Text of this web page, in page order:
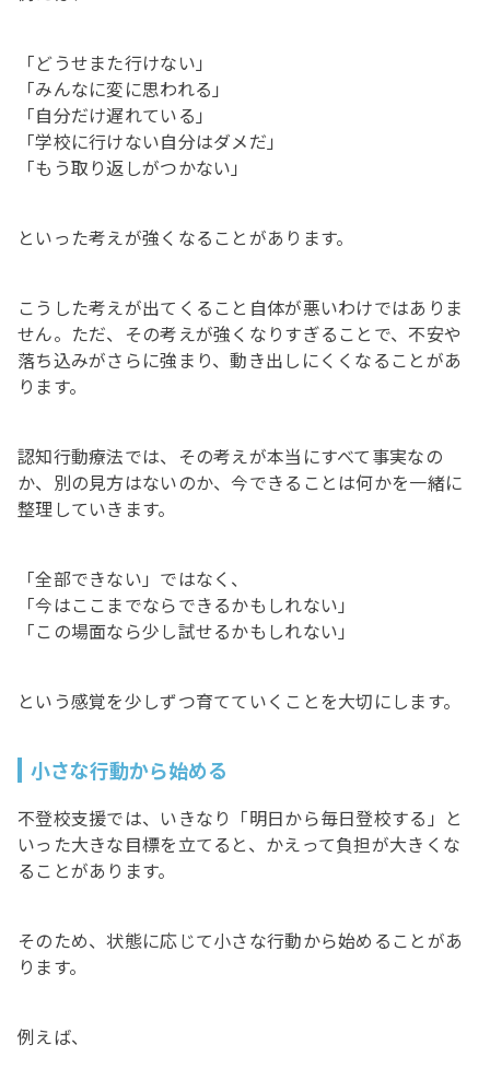
「どうせまた行けない」
「みんなに変に思われる」
「自分だけ遅れている」
「学校に行けない自分はダメだ」
「もう取り返しがつかない」
といった考えが強くなることがあります。
こうした考えが出てくること自体が悪いわけではありま
せん。ただ、その考えが強くなりすぎることで、不安や
落ち込みがさらに強まり、動き出しにくくなることがあ
ります。
認知行動療法では、その考えが本当にすべて事実なの
か、別の見方はないのか、今できることは何かを一緒に
整理していきます。
「全部できない」ではなく、
「今はここまでならできるかもしれない」
「この場面なら少し試せるかもしれない」
という感覚を少しずつ育てていくことを大切にします。
小さな行動から始める
不登校支援では、いきなり「明日から毎日登校する」と
いった大きな目標を立てると、かえって負担が大きくな
ることがあります。
そのため、状態に応じて小さな行動から始めることがあ
ります。
例えば、